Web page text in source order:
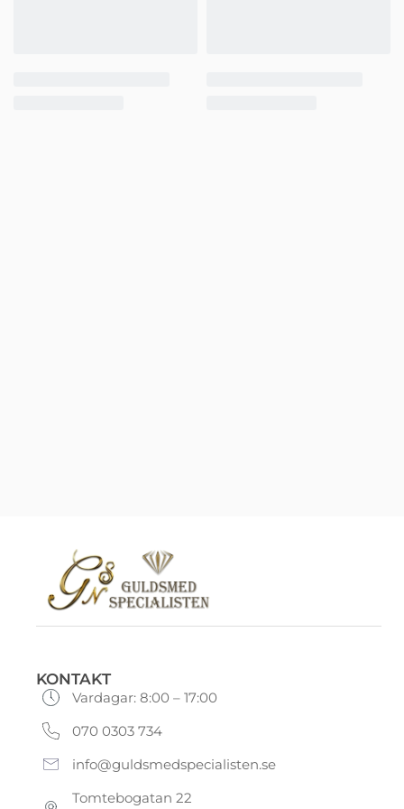
KONTAKT
Vardagar: 8:00 – 17:00
070 0303 734
info@guldsmedspecialisten.se
Tomtebogatan 22